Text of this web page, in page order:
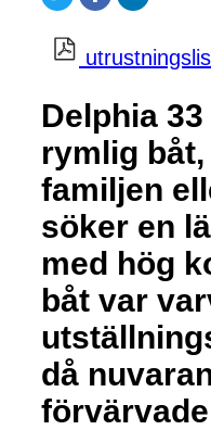
Delphia
rymlig
familjen
söker en
med hög
båt var
då